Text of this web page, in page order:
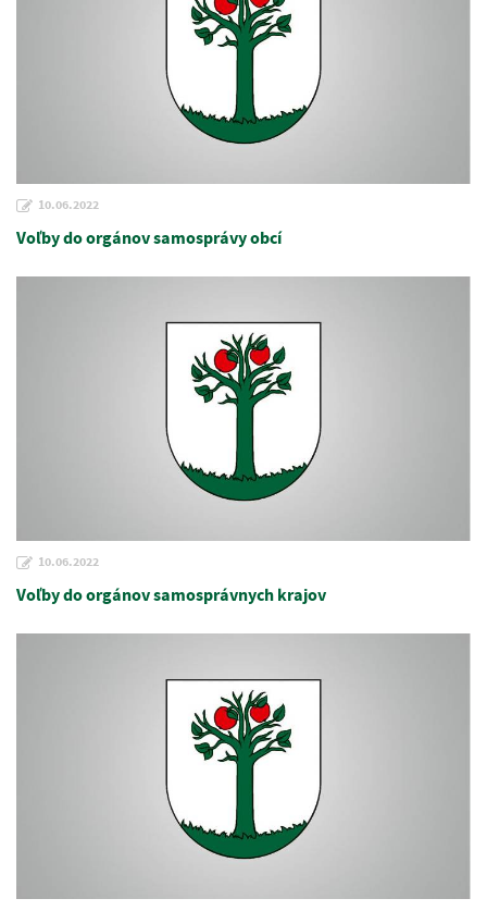
10.06.2022
Voľby do orgánov samosprávy obcí
10.06.2022
Voľby do orgánov samosprávnych krajov